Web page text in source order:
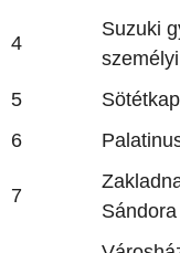
4
Suzuki
5
6
7